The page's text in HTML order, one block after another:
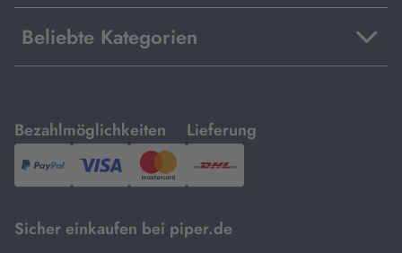
Beliebte Kategorien
Bezahlmöglichkeiten
mit
PayPal,Visa
und
Lieferung
mit
DHL.
Sicher einkaufen bei piper.de